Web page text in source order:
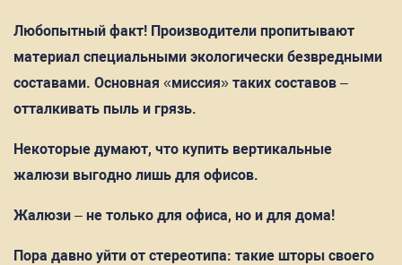
Любопытный факт! Производители пропитывают
материал специальными экологически безвредными
составами. Основная «миссия» таких составов –
отталкивать пыль и грязь.
Некоторые думают, что купить вертикальные
жалюзи выгодно лишь для офисов.
Жалюзи – не только для офиса, но и для дома!
Пора давно уйти от стереотипа: такие шторы своего